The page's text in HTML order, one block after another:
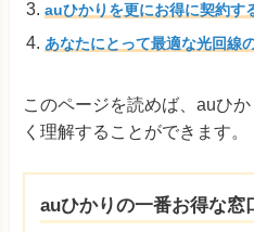
auひかりを更にお得に契約す
あなたにとって最適な光回線
このページを読めば、auひ
く理解することができます。
auひかりの一番お得な窓